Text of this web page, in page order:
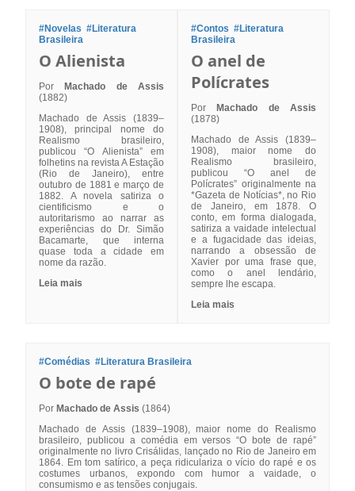
#Novelas #Literatura
Brasileira
O Alienista
Por
Machado de Assis
(1882)
Machado de Assis (1839–
1908), principal nome do
Realismo brasileiro,
publicou “O Alienista” em
folhetins na revista A Estação
(Rio de Janeiro), entre
outubro de 1881 e março de
1882. A novela satiriza o
cientificismo e o
autoritarismo ao narrar as
experiências do Dr. Simão
Bacamarte, que interna
quase toda a cidade em
nome da razão.
Leia mais
#Contos #Literatura
Brasileira
O anel de
Polícrates
Por
Machado de Assis
(1878)
Machado de Assis (1839–
1908), maior nome do
Realismo brasileiro,
publicou “O anel de
Polícrates” originalmente na
*Gazeta de Notícias*, no Rio
de Janeiro, em 1878. O
conto, em forma dialogada,
satiriza a vaidade intelectual
e a fugacidade das ideias,
narrando a obsessão de
Xavier por uma frase que,
como o anel lendário,
sempre lhe escapa.
Leia mais
#Comédias #Literatura Brasileira
O bote de rapé
Por Machado de Assis (1864)
Machado de Assis (1839–1908), maior nome do Realismo
brasileiro, publicou a comédia em versos “O bote de rapé”
originalmente no livro Crisálidas, lançado no Rio de Janeiro em
1864. Em tom satírico, a peça ridiculariza o vício do rapé e os
costumes urbanos, expondo com humor a vaidade, o
consumismo e as tensões conjugais.